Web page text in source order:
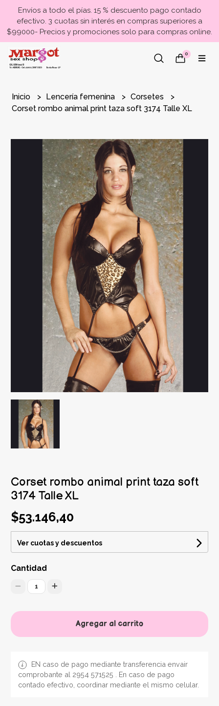
Envíos a todo el pías. 15 % descuento pago contado
efectivo. 3 cuotas sin interés en compras superiores a
$99000- Precios y promociones solo para compras online.
0
Inicio Lencería femenina
Corsetes
Corset rombo animal print taza soft 3174 Talle XL
Corset rombo animal print taza soft
3174 Talle XL
$53.146,40
Ver cuotas y descuentos
Cantidad
1
Agregar al carrito
EN caso de pago mediante transferencia envair
comprobante al 2954 571525 . En caso de pago
contado efectivo, coordinar mediante el mismo celular.